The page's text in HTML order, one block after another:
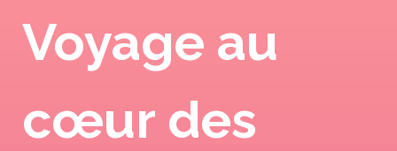
Voyage au
cœur des